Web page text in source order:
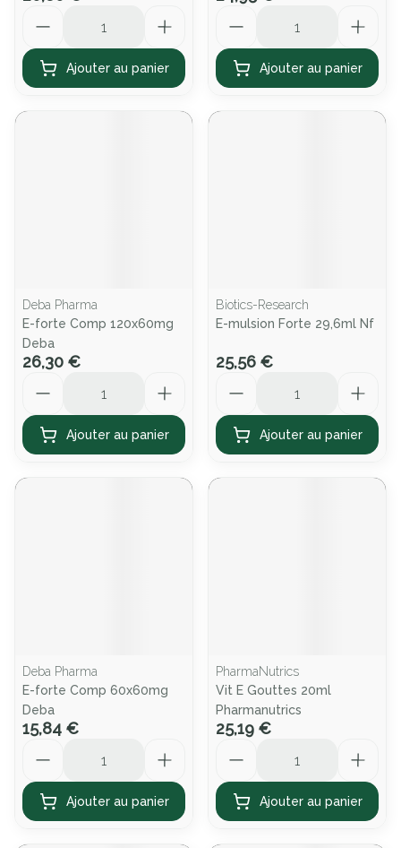
Ajouter au panier Ajouter au panier
Deba Pharma
E-forte Comp 120x60mg
Deba
26,30 €
Ajouter au panier
Biotics-Research
E-mulsion Forte 29,6ml Nf
25,56 €
Ajouter au panier
Deba Pharma
E-forte Comp 60x60mg
Deba
15,84 €
Ajouter au panier
PharmaNutrics
Vit E Gouttes 20ml
Pharmanutrics
25,19 €
Ajouter au panier